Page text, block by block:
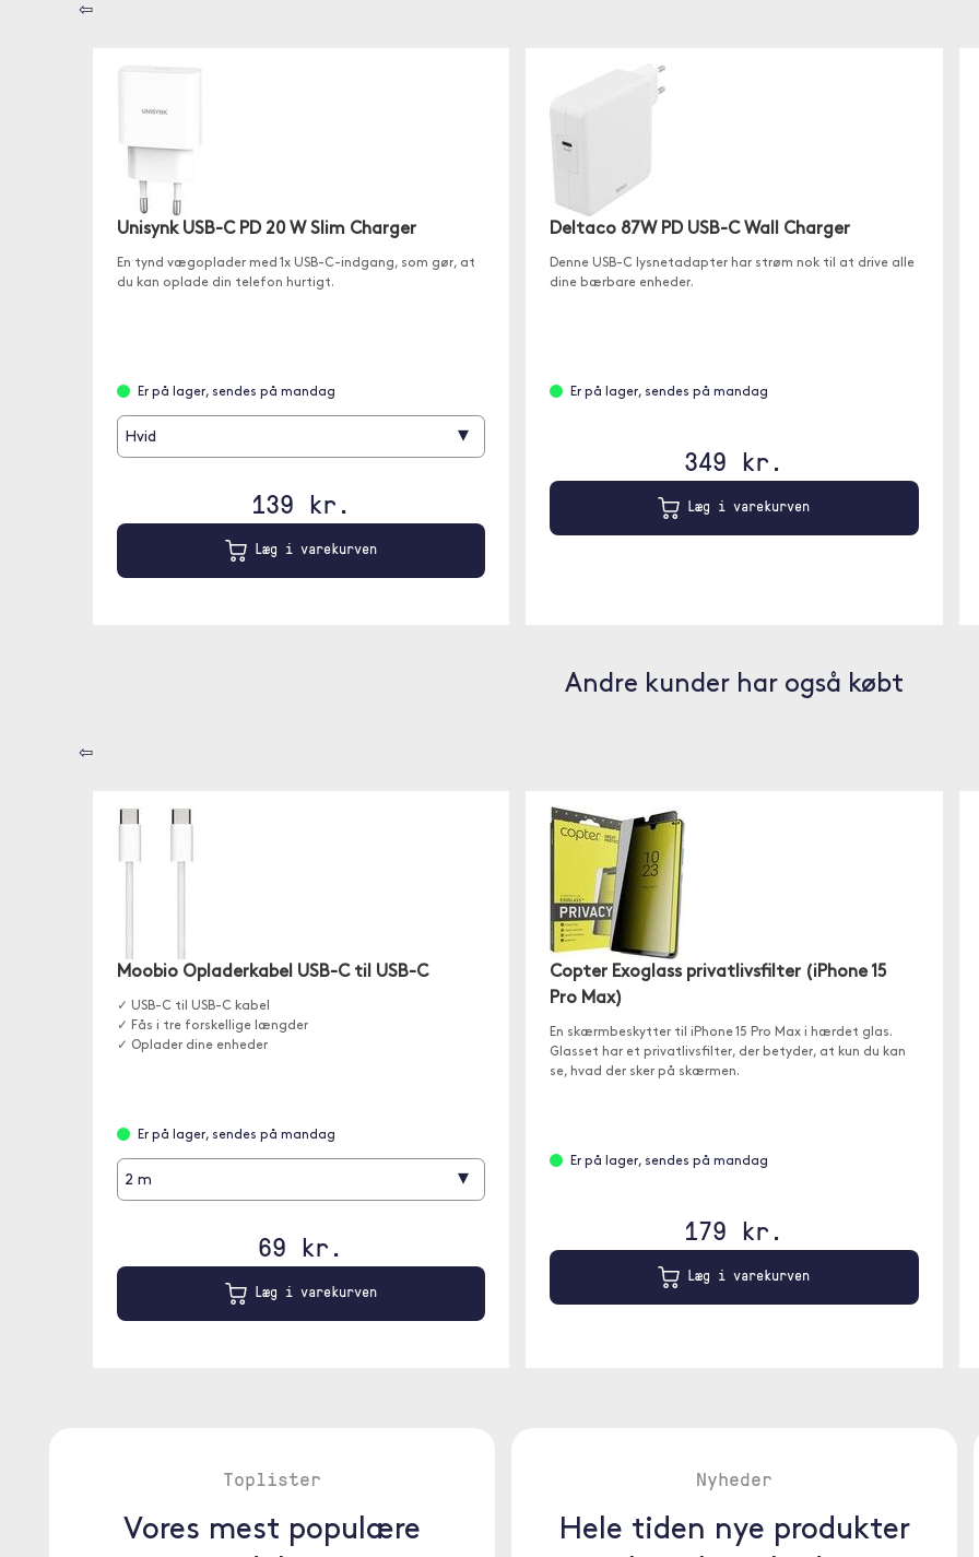
⇦
Unisynk USB-C PD 20 W Slim Charger
En tynd vægoplader med 1x USB-C-indgang, som gør, at
du kan oplade din telefon hurtigt.
Er på lager, sendes på mandag
Hvid ▾
139 kr.
Læg i varekurven
Deltaco 87W PD USB-C Wall Charger
Denne USB-C lysnetadapter har strøm nok til at drive alle
dine bærbare enheder.
Er på lager, sendes på mandag
349 kr.
Læg i varekurven
Andre kunder har også købt
⇦
Moobio Opladerkabel USB-C til USB-C
✓ USB-C til USB-C kabel
✓ Fås i tre forskellige længder
✓ Oplader dine enheder
Er på lager, sendes på mandag
2 m ▾
69 kr.
Læg i varekurven
Copter Exoglass privatlivsfilter (iPhone 15
Pro Max)
En skærmbeskytter til iPhone 15 Pro Max i hærdet glas.
Glasset har et privatlivsfilter, der betyder, at kun du kan
se, hvad der sker på skærmen.
Er på lager, sendes på mandag
179 kr.
Læg i varekurven
Toplister
Vores mest populære
Nyheder
Hele tiden nye produkter